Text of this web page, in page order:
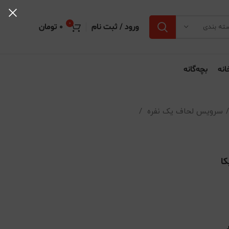
بندی ورود / ثبت نام 0
0 تومان
بچه‌گانه
سرویس لحاف یک نفره